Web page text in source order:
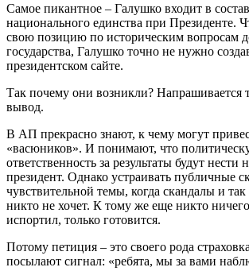
Самое пикантное – Галушко входит в
национального единства при Президенте.
свою позицию по историческим вопросам
государства, Галушко точно не нужно
президентском сайте.
Так почему они возникли? Напрашивается
вывод.
В АП прекрасно знают, к чему могут
«васюников». И понимают, что
ответственность за результаты будут
президент. Однако устраивать публичные
чувствительной темы, когда скандалы и
никто не хочет. К тому же еще никто
испортил, только готовится.
Потому петиция – это своего рода
посылают сигнал: «ребята, мы за вами